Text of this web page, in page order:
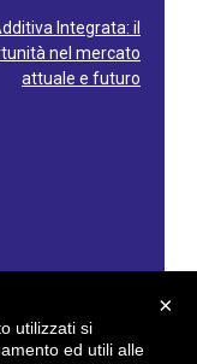
Integrata: il
nel mercato
attuale e futuro
Italy
×
utilizzati si
ed utili alle